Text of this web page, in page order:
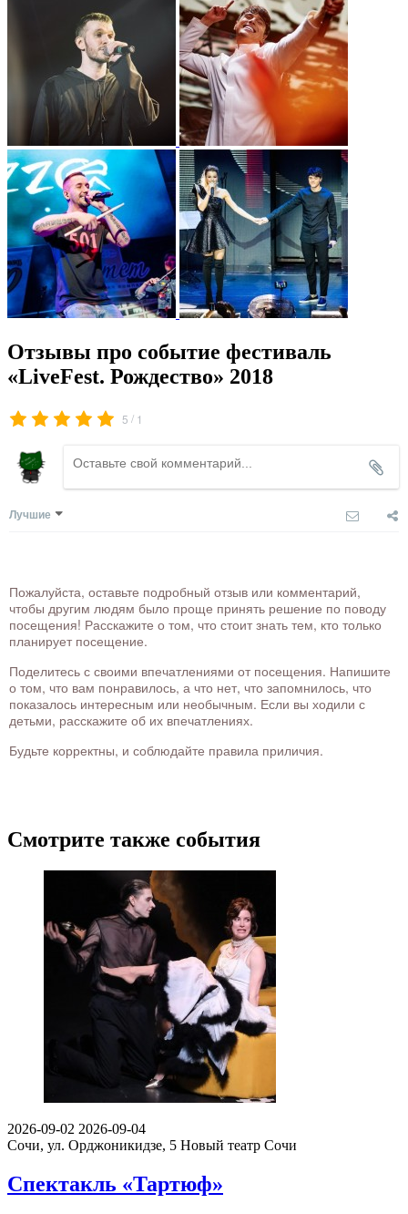
Отзывы про событие фестиваль
«LiveFest. Рождество» 2018
5 / 1
Лучшие
Пожалуйста, оставьте подробный отзыв или комментарий,
чтобы другим людям было проще принять решение по поводу
посещения! Расскажите о том, что стоит знать тем, кто только
планирует посещение.
Поделитесь с своими впечатлениями от посещения. Напишите
о том, что вам понравилось, а что нет, что запомнилось, что
показалось интересным или необычным. Если вы ходили с
детьми, расскажите об их впечатлениях.
Будьте корректны, и соблюдайте правила приличия.
Смотрите также события
2026-09-02 2026-09-04
Сочи, ул. Орджоникидзе, 5 Новый театр Сочи
Спектакль «Тартюф»